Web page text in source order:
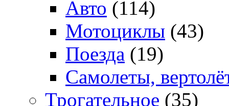
Авто (114)
Мотоциклы (43)
Поезда (19)
Самолеты,
Трогательное (35)